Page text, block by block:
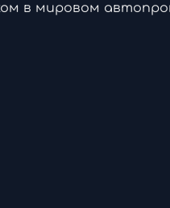
в мировом